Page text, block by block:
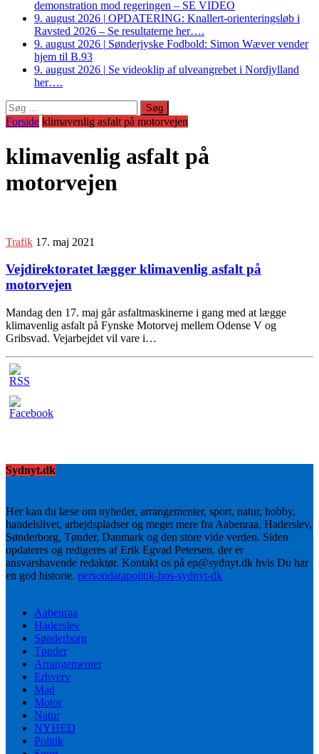
demonstration mod regeringen – SE VIDEO
9. august 2026 | OPDATERING: Knallert-orienteringsløb i
Ravsted 2026 – Se resultaterne her….
9. august 2026 | Sønderjyske Fodbold: Simon Wæver vender
hjem til B.93
9. august 2026 | Se videoklip af ulveangrebet i Nordjylland
her….
Søg
efter:
Forside klimavenlig asfalt på motorvejen
klimavenlig asfalt på
motorvejen
Trafik 17. maj 2021
Vejdirektoratet lægger klimavenlig asfalt på
motorvejen
Mandag den 17. maj går asfaltmaskinerne i gang med at lægge
klimavenlig asfalt på Fynske Motorvej mellem Odense V og
Gribsvad. Vejarbejdet vil vare i…
Sydnyt.dk
Her kan du læse om nyheder, arrangementer, sport, natur, hobby,
handelslivet, arbejdspladser og meget mere fra Aabenraa, Haderslev,
Sønderborg, Tønder, Danmark og den store vide verden. Siden
opdateres og redigeres af Erik Egvad Petersen, der er
ansvarshavende redaktør. Kontakt os på ep@sydnyt.dk hvis Du har
en god historie. persondatapolitik-hos-sydnyt-dk
Aabenraa
Haderslev
Sønderborg
Tønder
Arrangementer
Erhverv
Mad
Motor
Natur
NYHED
Politik